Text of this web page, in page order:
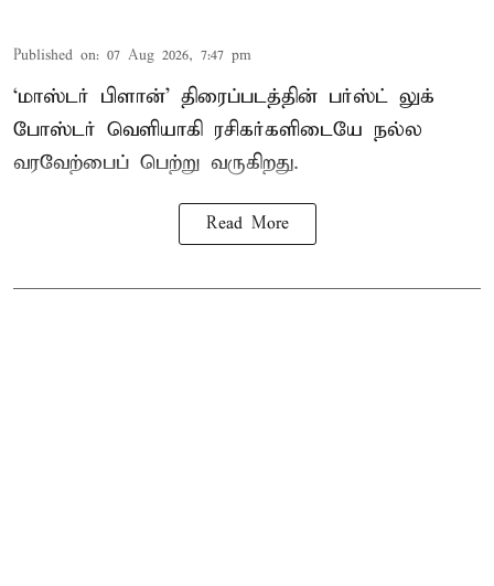
Published on: 07 Aug 2026, 7:47 pm
‘மாஸ்டர் பிளான்’ திரைப்படத்தின் பர்ஸ்ட் லுக்
போஸ்டர் வெளியாகி ரசிகர்களிடையே நல்ல
வரவேற்பைப் பெற்று வருகிறது.
Read More